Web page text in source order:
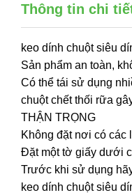
Thông tin chi
keo dính chuột siêu
Sản phẩm an toàn,
Có thể tái sử dụng
chuột chết thối rữa
THẬN TRỌNG
Không đặt nơi có các
Đặt một tờ giấy dưới
Trước khi sử dụng
keo dính chuột siêu